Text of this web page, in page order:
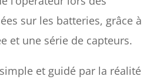
sur les batteries, grâce à
et une série de capteurs.
et guidé par la réalité